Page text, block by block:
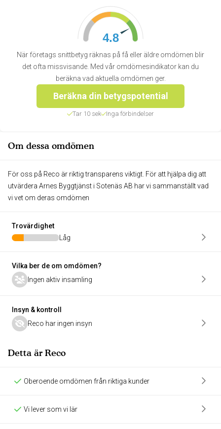
4.8
När företags snittbetyg räknas på få eller äldre omdömen blir
det ofta missvisande. Med vår omdömesindikator kan du
beräkna vad aktuella omdömen ger.
Beräkna din betygspotential
Tar 10 sek Inga förbindelser
Om dessa omdömen
För oss på Reco är riktig transparens viktigt. För att hjälpa dig att
utvärdera Arnes Byggtjänst i Sotenäs AB har vi sammanställt vad
vi vet om deras omdömen
Trovärdighet
Låg
Vilka ber de om omdömen?
Ingen aktiv insamling
Insyn & kontroll
Reco har ingen insyn
Detta är Reco
Oberoende omdömen från riktiga kunder
Vi lever som vi lär